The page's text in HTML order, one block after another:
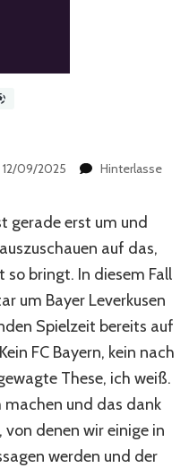
12/09/2025
Hinterlasse
gerade erst um und
auf das,
so bringt. In diesem Fall
um Bayer Leverkusen
Spielzeit bereits auf
FC Bayern, kein nach
These, ich weiß.
und das dank
denen wir einige in
werden und der